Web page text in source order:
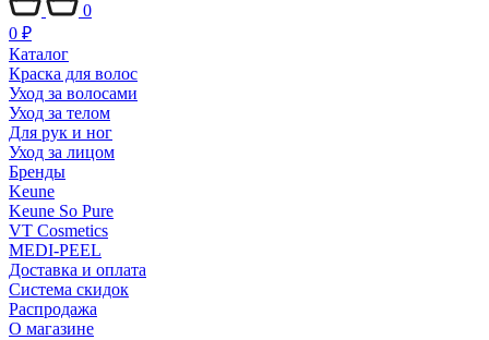
0
0 ₽
Каталог
Краска для волос
Уход за волосами
Уход за телом
Для рук и ног
Уход за лицом
Бренды
Keune
Keune So Pure
VT Cosmetics
MEDI-PEEL
Доставка и оплата
Система скидок
Распродажа
О магазине